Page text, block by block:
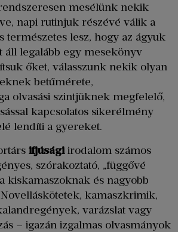
mesélünk nekik
napi rutinjuk részévé válik a
természetes lesz, hogy az ágyuk
áll legalább egy mesekönyv
őket, válasszunk nekik olyan
betűmérete,
olvasási szintjüknek megfelelő,
kapcsolatos sikerélmény
lendíti a gyereket.
ifjúságiirodalom számos
szórakoztató, „függővé
kiskamaszoknak és nagyobb
kamaszkrimik,
varázslat vagy
– igazán izgalmas olvasmányok